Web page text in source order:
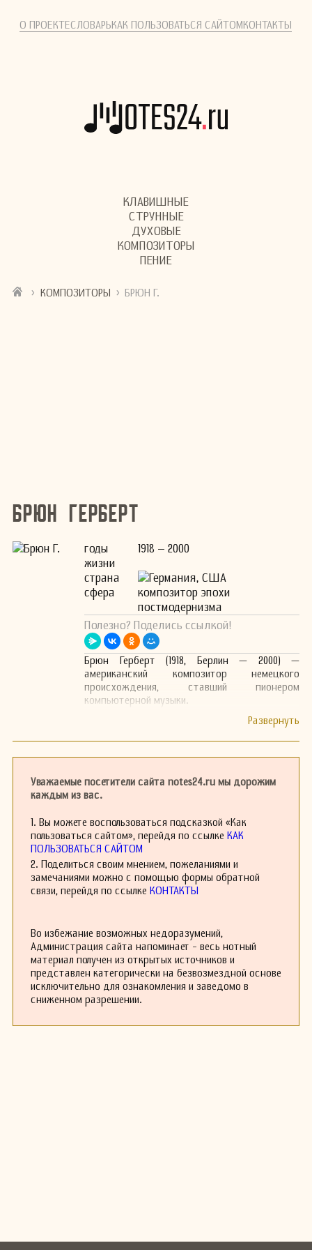
О ПРОЕКТЕСЛОВАРЬКАК ПОЛЬЗОВАТЬСЯ САЙТОМКОНТАКТЫ
КЛАВИШНЫЕ
СТРУННЫЕ
ДУХОВЫЕ
КОМПОЗИТОРЫ
ПЕНИЕ
› КОМПОЗИТОРЫ › БРЮН Г.
Брюн Герберт
годы
жизни
1918 – 2000
страна
Германия, США
сфера
композитор эпохи
постмодернизма
Полезно? Поделись ссылкой!
Брюн Герберт (1918, Берлин — 2000) —
американский композитор немецкого
происхождения, ставший пионером
компьютерной музыки.
Уважаемые посетители сайта notes24.ru мы дорожим
каждым из вас.
1. Вы можете воспользоваться подсказкой «Как
пользоваться сайтом», перейдя по ссылке КАК
ПОЛЬЗОВАТЬСЯ САЙТОМ
2. Поделиться своим мнением, пожеланиями и
замечаниями можно с помощью формы обратной
связи, перейдя по ссылке КОНТАКТЫ
Во избежание возможных недоразумений,
Администрация сайта напоминает - весь нотный
материал получен из открытых источников и
представлен категорически на безвозмездной основе
исключительно для ознакомления и заведомо в
сниженном разрешении.